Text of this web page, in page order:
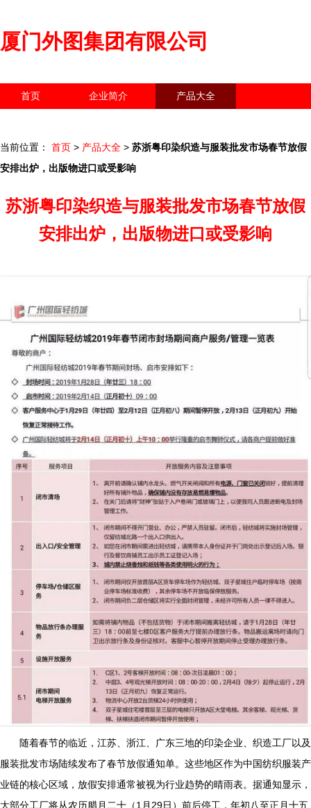
厦门外图集团有限公司
首页 企业简介 产品大全
当前位置： 首页 > 产品大全 > 苏浙粤印染织造与服装批发市场春节放假
安排出炉，出版物进口或受影响
苏浙粤印染织造与服装批发市场春节放假
安排出炉，出版物进口或受影响
随着春节的临近，江苏、浙江、广东三地的印染企业、织造工厂以及
服装批发市场陆续发布了春节放假通知单。这些地区作为中国纺织服装产
业链的核心区域，放假安排通常被视为行业趋势的晴雨表。据通知显示，
大部分工厂将从农历腊月二十（1月29日）前后停工，年初八至正月十五